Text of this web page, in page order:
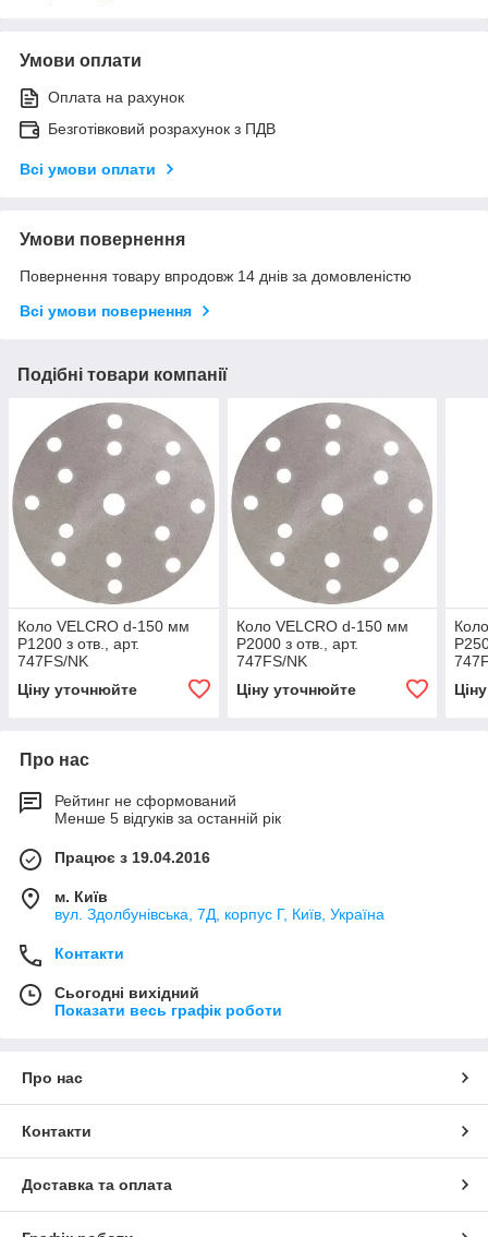
Умови оплати
Оплата на рахунок
Безготівковий розрахунок з ПДВ
Всі умови оплати
Умови повернення
Повернення товару впродовж 14 днів за домовленістю
Всі умови повернення
Подібні товари компанії
Коло VELCRO d-150 мм
Р1200 з отв., арт.
747FS/NK
Ціну уточнюйте
Коло VELCRO d-150 мм
Р2000 з отв., арт.
747FS/NK
Ціну уточнюйте
Про нас
Рейтинг не сформований
Менше 5 відгуків за останній рік
Працює з 19.04.2016
м. Київ
вул. Здолбунівська, 7Д, корпус Г, Київ, Україна
Контакти
Сьогодні вихідний
Показати весь графік роботи
Про нас
Контакти
Доставка та оплата